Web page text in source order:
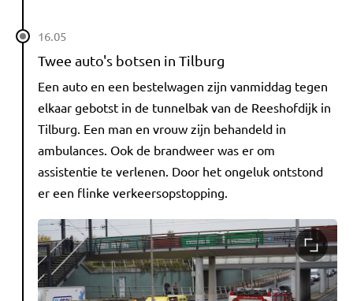
16.05
Twee auto's botsen in Tilburg
Een auto en een bestelwagen zijn vanmiddag tegen
elkaar gebotst in de tunnelbak van de Reeshofdijk in
Tilburg. Een man en vrouw zijn behandeld in
ambulances. Ook de brandweer was er om
assistentie te verlenen. Door het ongeluk ontstond
er een flinke verkeersopstopping.